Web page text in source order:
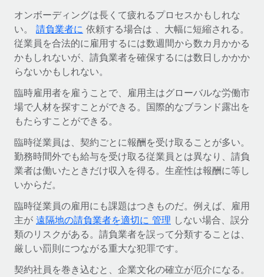
スしました。...
詳細を見る
給与, 賃金は詐欺の特に魅力的な標的です。多額の資金がシステ
ム間で頻繁に移動しているためです。このため、自社のビジネス
詳細を見る
オンボーディングは長くて疲れるプロセスかもしれな
い。 請負業者に 依頼する場合は 、大幅に短縮される。
従業員を合法的に雇用するには数週間から数カ月かかる
かもしれないが、請負業者を確保するには数日しかかか
らないかもしれない。
臨時雇用者を雇うことで、雇用主はグローバルな労働市
場で人材を探すことができる。国際的なブランド露出を
もたらすことができる。
臨時従業員は、契約ごとに報酬を受け取ることが多い。
勤務時間外でも給与を受け取る従業員とは異なり、請負
業者は働いたときだけ収入を得る。生産性は報酬に等し
いからだ。
臨時従業員の雇用にも課題はつきものだ。例えば、雇用
主が 遠隔地の請負業者を適切に 管理 しない場合、誤分
類のリスクがある。請負業者を誤って分類することは、
厳しい罰則につながる重大な犯罪です。
契約社員を巻き込むと、企業文化の確立が厄介になる。